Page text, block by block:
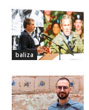
baliza